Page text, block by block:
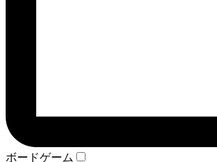
ボードゲーム